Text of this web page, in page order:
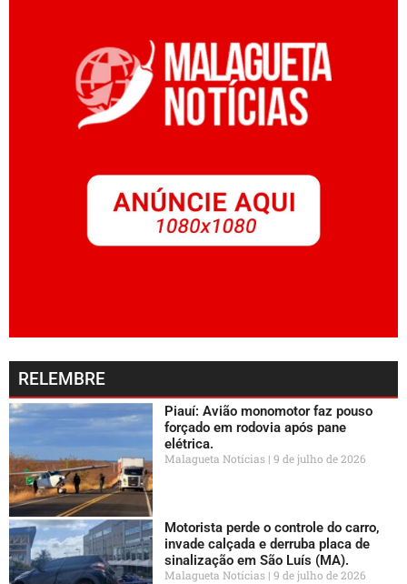
RELEMBRE
Piauí: Avião monomotor faz pouso
forçado em rodovia após pane
elétrica.
Malagueta Notícias 9 de julho de 2026
Motorista perde o controle do carro,
invade calçada e derruba placa de
sinalização em São Luís (MA).
Malagueta Notícias 9 de julho de 2026